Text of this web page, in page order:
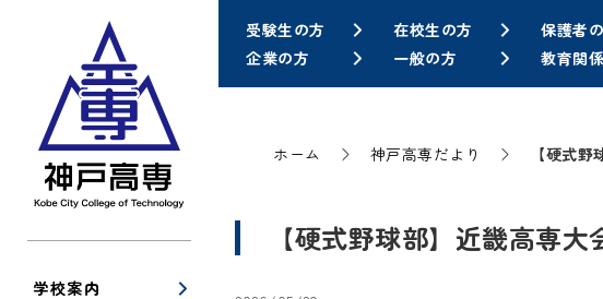
学校案内
受験生の方 在校生の方 保護者
企業の方
一般の方 教育関
ホーム 神戸高専だより 【硬式
【硬式野球部】近畿高専大